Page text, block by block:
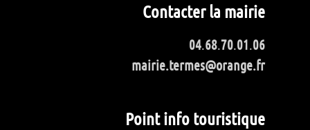
Contacter la mairie
04.68.70.01.06
mairie.termes@orange.fr
Point info touristique